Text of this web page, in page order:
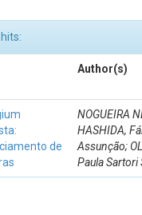
Author(s)
de
NOGUEIRA
HASHIDA,
Assunção;
Paula Sartori